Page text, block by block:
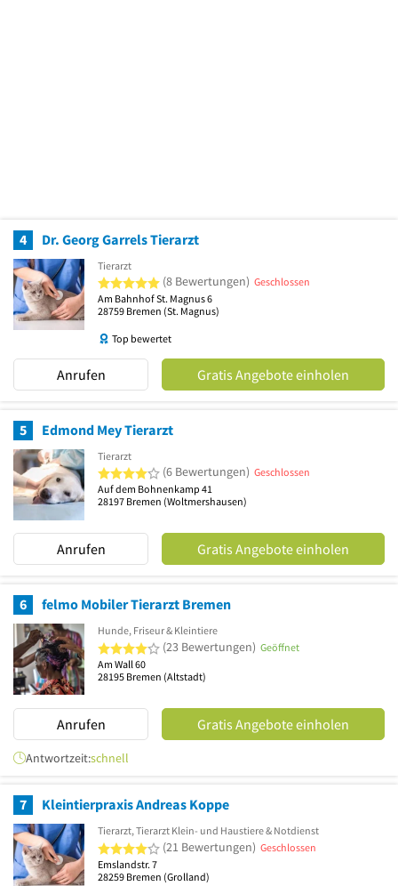
4 Dr. Georg Garrels Tierarzt
Tierarzt
5 von 5 Sternen
(8 Bewertungen) Geschlossen
Am Bahnhof St. Magnus 6
28759 Bremen (St. Magnus)
Top bewertet
Anrufen Gratis Angebote einholen
5 Edmond Mey Tierarzt
Tierarzt
4 von 5 Sternen
(6 Bewertungen) Geschlossen
Auf dem Bohnenkamp 41
28197 Bremen (Woltmershausen)
Anrufen Gratis Angebote einholen
6 felmo Mobiler Tierarzt Bremen
Hunde, Friseur & Kleintiere
4 von 5 Sternen
(23 Bewertungen) Geöffnet
Am Wall 60
28195 Bremen (Altstadt)
Anrufen Gratis Angebote einholen
Antwortzeit:schnell
7 Kleintierpraxis Andreas Koppe
Tierarzt, Tierarzt Klein- und Haustiere & Notdienst
4 von 5 Sternen
(21 Bewertungen) Geschlossen
Emslandstr. 7
28259 Bremen (Grolland)